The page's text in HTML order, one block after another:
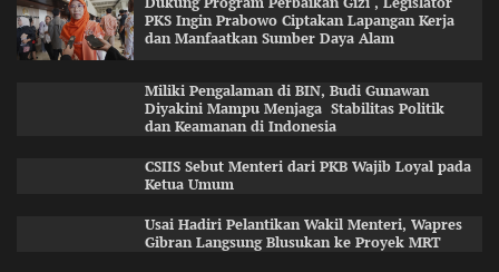
PKS Ingin Prabowo Ciptakan Lapangan Kerja
dan Manfaatkan Sumber Daya Alam
Miliki Pengalaman di BIN, Budi Gunawan
Diyakini Mampu Menjaga Stabilitas Politik
dan Keamanan di Indonesia
CSIIS Sebut Menteri dari PKB Wajib Loyal pada
Ketua Umum
Usai Hadiri Pelantikan Wakil Menteri, Wapres
Gibran Langsung Blusukan ke Proyek MRT